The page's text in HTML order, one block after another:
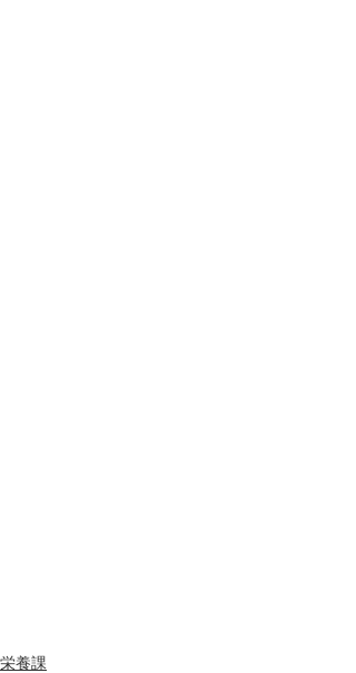
栄養課